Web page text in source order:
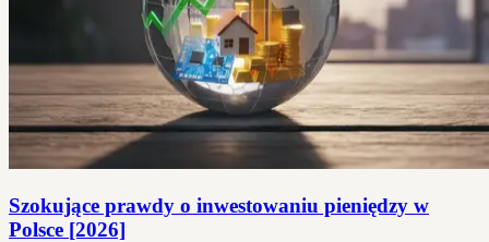
Szokujące prawdy o inwestowaniu pieniędzy w
Polsce [2026]